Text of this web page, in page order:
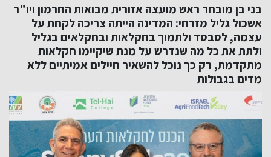
בני בן מובחר ראש מועצה אזורית מבואות החרמון ויו"ר
אשכול גליל מזרחי: המדינה הייתה צריכה לקחת על
עצמה, לסבסד ולתמוך בחקלאות ובחקלאים בגליל
ולתת את כל מה שנדרש על מנת שיקיימו חקלאות
מתקדמת, רק כך נוכל להשאיר חיילים אמיתיים ללא
מדים בגבולות